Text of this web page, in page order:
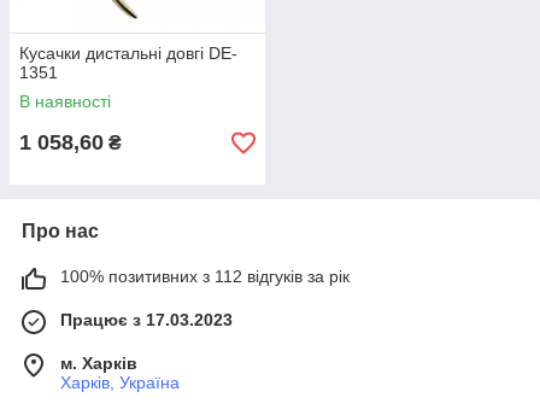
Кусачки дистальні довгі DE-
1351
В наявності
1 058,60 ₴
Про нас
100% позитивних з 112 відгуків за рік
Працює з 17.03.2023
м. Харків
Харків, Україна